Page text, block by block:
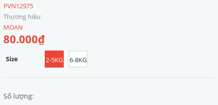
PVN12975
Thương hiệu:
MOAN
80.000₫
Size 2-5KG 6-8KG
Số lượng: